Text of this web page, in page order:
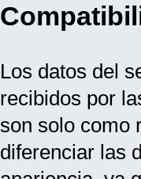
Los datos del
recibidos por
son solo como
diferenciar las